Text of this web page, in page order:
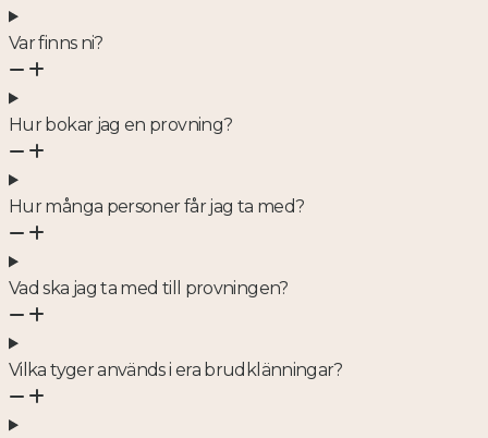
Var finns ni?
Hur bokar jag en provning?
Hur många personer får jag ta med?
Vad ska jag ta med till provningen?
Vilka tyger används i era brudklänningar?